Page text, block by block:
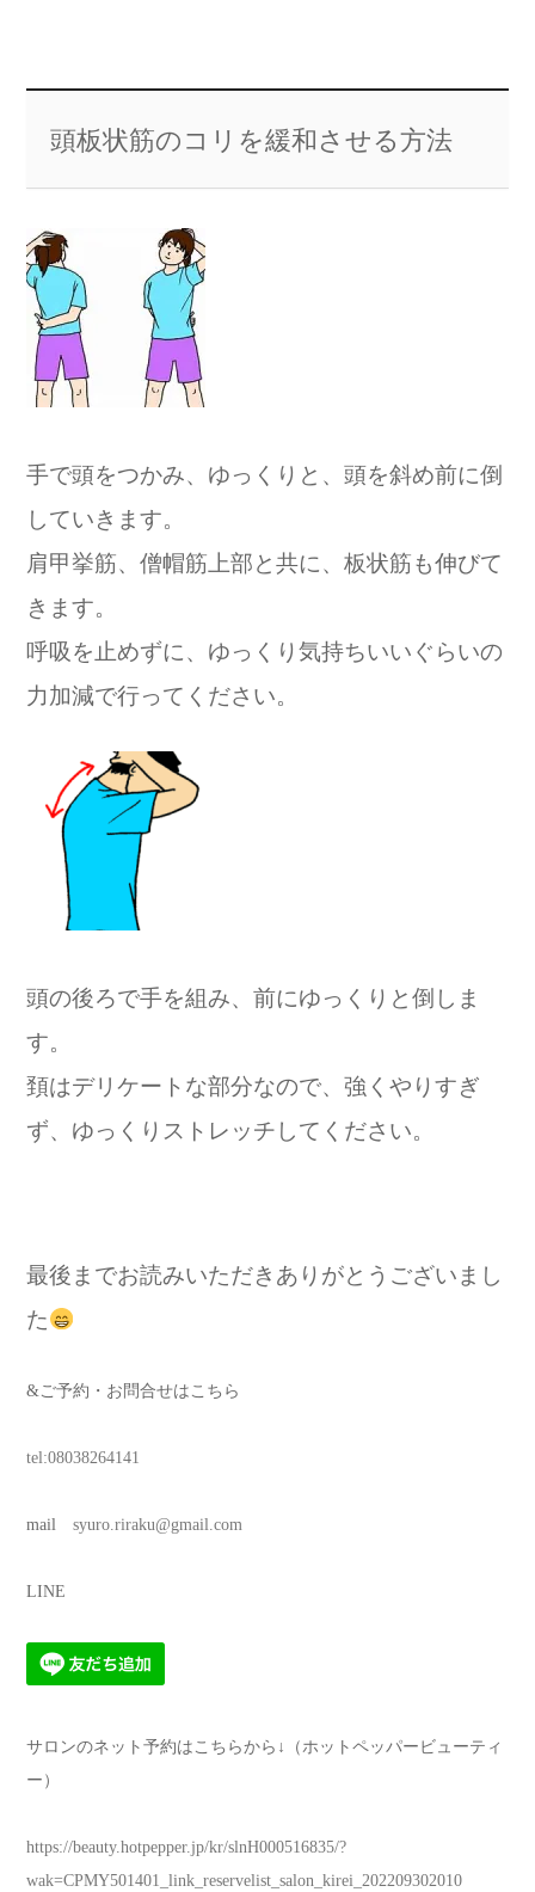
頭板状筋のコリを緩和させる方法
手で頭をつかみ、ゆっくりと、頭を斜め前に倒
していきます。
肩甲挙筋、僧帽筋上部と共に、板状筋も伸びて
きます。
呼吸を止めずに、ゆっくり気持ちいいぐらいの
力加減で行ってください。
頭の後ろで手を組み、前にゆっくりと倒しま
す。
頚はデリケートな部分なので、強くやりすぎ
ず、ゆっくりストレッチしてください。
最後までお読みいただきありがとうございまし
た
&ご予約・お問合せはこちら
tel:08038264141
mail syuro.riraku@gmail.com
LINE
サロンのネット予約はこちらから↓（ホットペッパービューティ
ー）
https://beauty.hotpepper.jp/kr/slnH000516835/?
wak=CPMY501401_link_reservelist_salon_kirei_202209302010